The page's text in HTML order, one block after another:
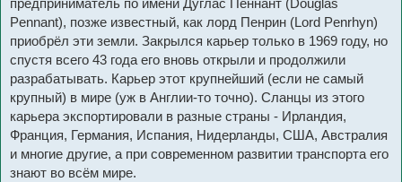
предприниматель по имени Дуглас Пеннант (Douglas
Pennant), позже известный, как лорд Пенрин (Lord Penrhyn)
приобрёл эти земли. Закрылся карьер только в 1969 году, но
спустя всего 43 года его вновь открыли и продолжили
разрабатывать. Карьер этот крупнейший (если не самый
крупный) в мире (уж в Англии-то точно). Сланцы из этого
карьера экспортировали в разные страны - Ирландия,
Франция, Германия, Испания, Нидерланды, США, Австралия
и многие другие, а при современном развитии транспорта его
знают во всём мире.